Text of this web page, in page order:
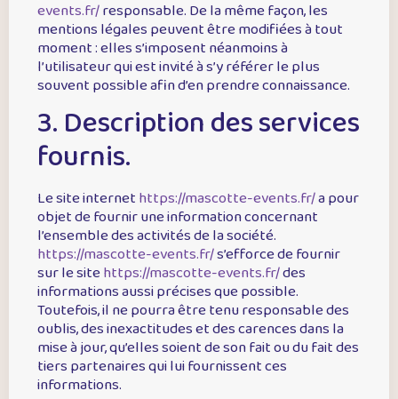
events.fr/responsable. De la même façon, les
mentions légales peuvent être modifiées à tout
moment : elles s’imposent néanmoins à
l’utilisateur qui est invité à s’y référer le plus
souvent possible afin d’en prendre connaissance.
3. Description des services
fournis.
Le site internethttps://mascotte-events.fr/a pour
objet de fournir une information concernant
l’ensemble des activités de la société.
https://mascotte-events.fr/s’efforce de fournir
sur le sitehttps://mascotte-events.fr/des
informations aussi précises que possible.
Toutefois, il ne pourra être tenu responsable des
oublis, des inexactitudes et des carences dans la
mise à jour, qu’elles soient de son fait ou du fait des
tiers partenaires qui lui fournissent ces
informations.